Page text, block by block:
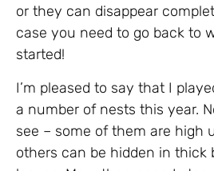
or they can disappear
case you need to go back to
started!
I’m pleased to say that I
a number of nests this year.
see – some of them are high
others can be hidden in thick